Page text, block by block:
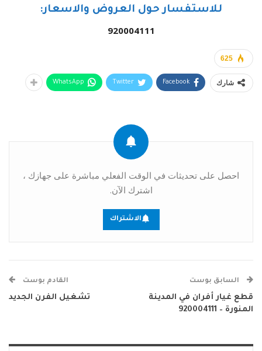
للاستفسار حول العروض والاسعار:
920004111
625
شارك Facebook
Twitter
WhatsApp
احصل على تحديثات في الوقت الفعلي مباشرة على جهازك ،
اشترك الآن.
الاشتراك
السابق بوست
قطع غيار أفران في المدينة
المنورة – 920004111
القادم بوست
تشغيل الفرن الجديد